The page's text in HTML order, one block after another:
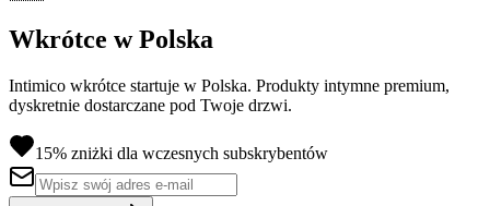
Wkrótce w Polska
Intimico wkrótce startuje w Polska. Produkty intymne premium,
dyskretnie dostarczane pod Twoje drzwi.
15% zniżki dla wczesnych subskrybentów